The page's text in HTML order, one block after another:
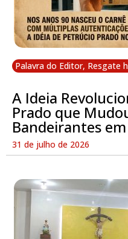
Palavra do Editor, Resgate
A Ideia
Prado que
Bandeirantes
31 de julho de 2026